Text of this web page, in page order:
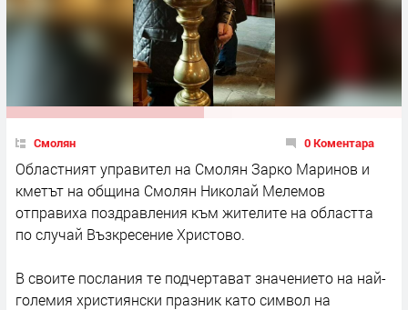
Смолян 0 Коментара
Областният управител на Смолян Зарко Маринов и
кметът на община Смолян Николай Мелемов
отправиха поздравления към жителите на областта
по случай Възкресение Христово.
В своите послания те подчертават значението на най-
големия християнски празник като символ на